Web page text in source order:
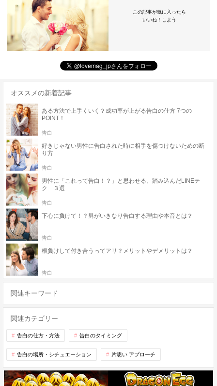
この記事が気に入ったら
いいね！しよう
オススメの新着記事
ある方法で上手くいく？成功率が上がる告白の仕方 7つの
POINT！
告白
好きじゃない男性に告白された時に相手を傷つけないための断
り方
告白
男性に「これって告白！？」と思わせる、踏み込んだLINEテ
ク ３選
告白
下心に負けて！？男がいきなり告白する理由や本音とは？
告白
根負けして付き合うってアリ？メリットやデメリットは？
告白
関連キーワード
関連カテゴリー
告白の仕方・方法 告白のタイミング
告白の場所・シチュエーション 片思い アプローチ